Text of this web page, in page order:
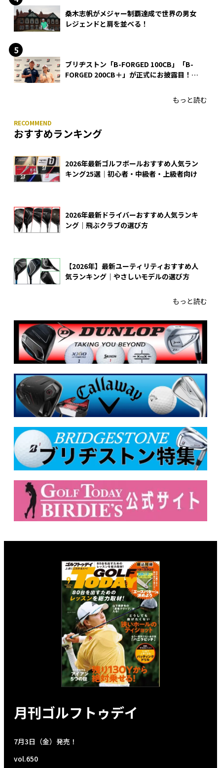
桑木志帆がメジャー制覇達成で世界の男女
レジェンドと肩を並べる！
ブリヂストン「B-FORGED 100CB」「B-
FORGED 200CB＋」が正式にお披露目！
もっと読む
おすすめランキング
2026年最新ゴルフボールおすすめ人気ラン
キング25選｜初心者・中級者・上級者向け
2026年最新ドライバーおすすめ人気ランキ
ング｜飛ぶクラブの選び方
【2026年】最新ユーティリティおすすめ人
気ランキング｜やさしいモデルの選び方
もっと読む
月刊ゴルフトゥデイ
7月3日（金）発売！
vol.650